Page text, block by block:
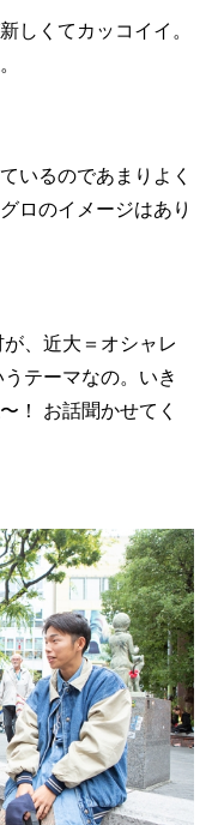
しくてカッコイイ。
いるのであまりよく
ロのイメージはあり
、近大＝オシャレ
テーマなの。いき
！ お話聞かせてく